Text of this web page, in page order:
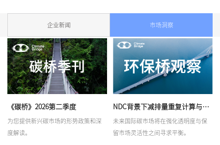
企业新闻 市场洞察
《碳桥》2026第二季度
为您提供新兴碳市场的形势政策和深
度解读。
NDC背景下减排量重复计算与对应调整
未来国际碳市场将在强化透明度与保
留市场灵活性之间寻求平衡。